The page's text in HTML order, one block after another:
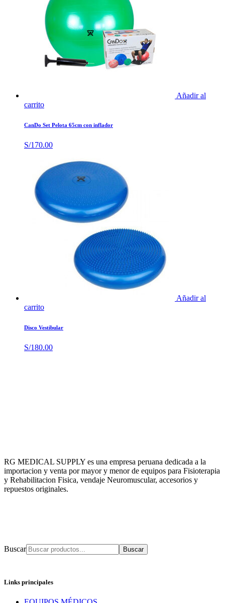
Añadir al
carrito
CanDo Set Pelota 65cm con inflador
S/170.00
Añadir al
carrito
Disco Vestibular
S/180.00
RG MEDICAL SUPPLY es una empresa peruana dedicada a la
importacion y venta por mayor y menor de equipos para Fisioterapia
y Rehabilitacion Fisica, vendaje Neuromuscular, accesorios y
repuestos originales.
Buscar
Links principales